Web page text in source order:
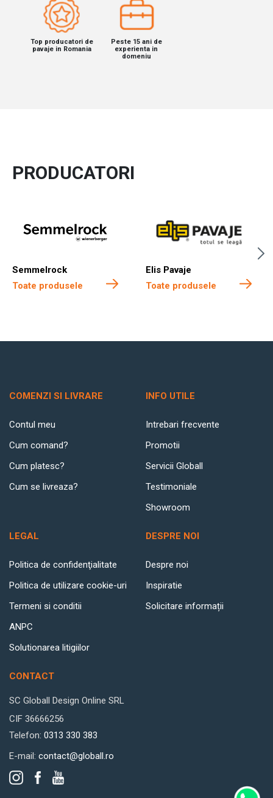
Top producatori de
pavaje in Romania
Peste 15 ani de
experienta in
domeniu
PRODUCATORI
Semmelrock
Toate produsele
Elis Pavaje
Toate produsele
COMENZI SI LIVRARE
Contul meu
Cum comand?
Cum platesc?
Cum se livreaza?
INFO UTILE
Intrebari frecvente
Promotii
Servicii Globall
Testimoniale
Showroom
LEGAL
Politica de confidenţialitate
Politica de utilizare cookie-uri
Termeni si conditii
ANPC
Solutionarea litigiilor
DESPRE NOI
Despre noi
Inspiratie
Solicitare informații
CONTACT
SC Globall Design Online SRL
CIF 36666256
Telefon: 0313 330 383
E-mail: contact@globall.ro